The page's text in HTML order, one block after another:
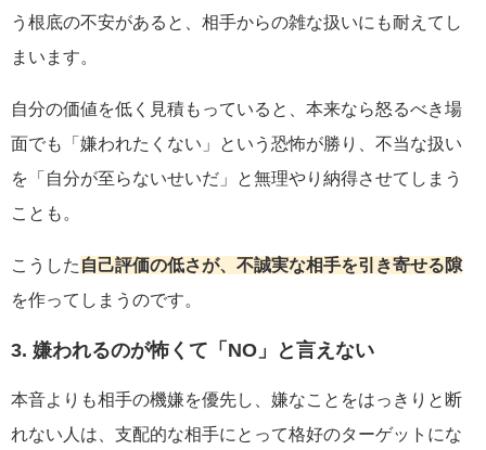
う根底の不安があると、相手からの雑な扱いにも耐えてし
まいます。
自分の価値を低く見積もっていると、本来なら怒るべき場
面でも「嫌われたくない」という恐怖が勝り、不当な扱い
を「自分が至らないせいだ」と無理やり納得させてしまう
ことも。
こうした 自己評価の低さが、不誠実な相手を引き寄せる隙
を作ってしまうのです。
3. 嫌われるのが怖くて「NO」と言えない
本音よりも相手の機嫌を優先し、嫌なことをはっきりと断
れない人は、支配的な相手にとって格好のターゲットにな